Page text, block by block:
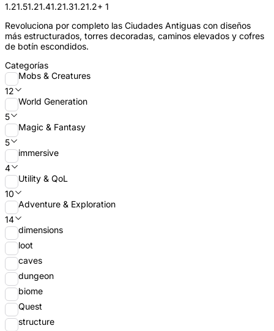
1.21.51.21.41.21.31.21.2+ 1
Revoluciona por completo las Ciudades Antiguas con diseños
más estructurados, torres decoradas, caminos elevados y cofres
de botín escondidos.
Categorías
Mobs & Creatures
12
World Generation
5
Magic & Fantasy
5
immersive
4
Utility & QoL
10
Adventure & Exploration
14
dimensions
loot
caves
dungeon
biome
Quest
structure